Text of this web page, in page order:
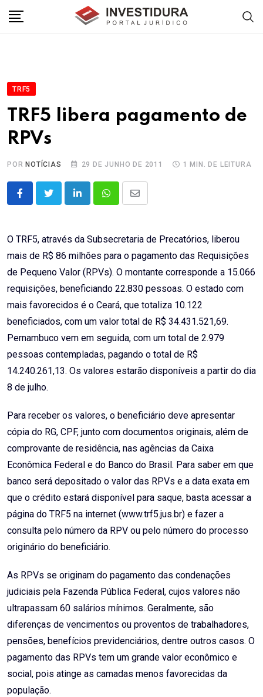
TRF5
TRF5 libera pagamento de
RPVs
POR NOTÍCIAS 29 DE JUNHO DE 2011 1 MIN. DE LEITURA
LinkedInWhatsappShare
Email
O TRF5, através da Subsecretaria de Precatórios, liberou
mais de R$ 86 milhões para o pagamento das Requisições
de Pequeno Valor (RPVs). O montante corresponde a 15.066
requisições, beneficiando 22.830 pessoas. O estado com
mais favorecidos é o Ceará, que totaliza 10.122
beneficiados, com um valor total de R$ 34.431.521,69.
Pernambuco vem em seguida, com um total de 2.979
pessoas contempladas, pagando o total de R$
14.240.261,13. Os valores estarão disponíveis a partir do dia
8 de julho.
Para receber os valores, o beneficiário deve apresentar
cópia do RG, CPF, junto com documentos originais, além de
comprovante de residência, nas agências da Caixa
Econômica Federal e do Banco do Brasil. Para saber em que
banco será depositado o valor das RPVs e a data exata em
que o crédito estará disponível para saque, basta acessar a
página do TRF5 na internet (www.trf5.jus.br) e fazer a
consulta pelo número da RPV ou pelo número do processo
originário do beneficiário.
As RPVs se originam do pagamento das condenações
judiciais pela Fazenda Pública Federal, cujos valores não
ultrapassam 60 salários mínimos. Geralmente, são
diferenças de vencimentos ou proventos de trabalhadores,
pensões, benefícios previdenciários, dentre outros casos. O
pagamento das RPVs tem um grande valor econômico e
social, pois atinge as camadas menos favorecidas da
população.